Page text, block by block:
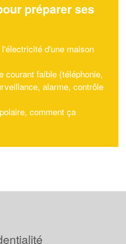
préparer ses
d'une maison
courant faible (téléphonie,
alarme, contrôle
comment ça